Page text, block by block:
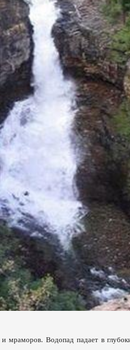
мраморов. Водопад падает в